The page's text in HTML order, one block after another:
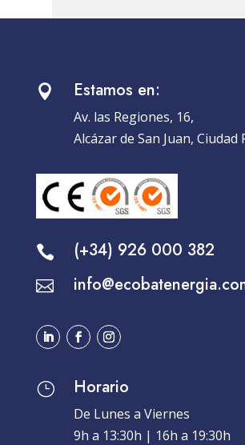
 Estamos en:
Av. las Regiones, 16,
Alcázar de San Juan, Ciudad
 (+34) 926 000 382

} Horario
De Lunes a Viernes
9h a 13:30h | 16h a 19:30h